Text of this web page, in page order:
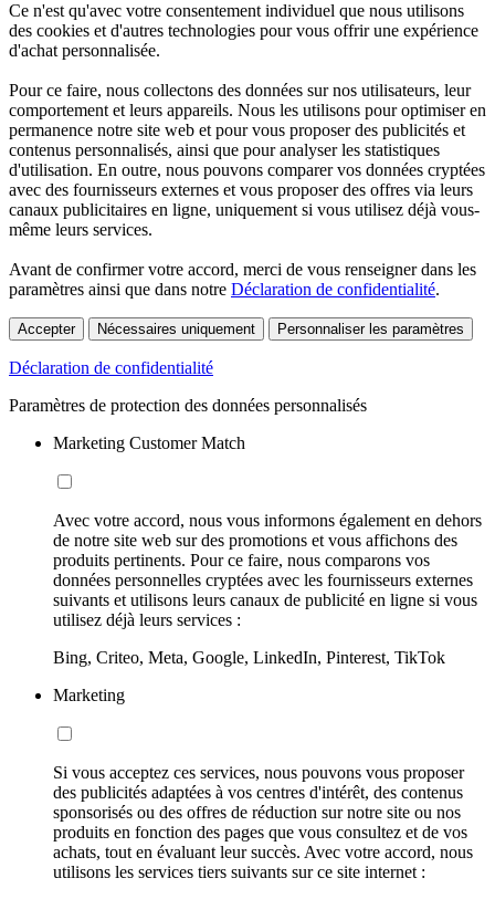
Ce n'est qu'avec votre consentement individuel que nous utilisons
des cookies et d'autres technologies pour vous offrir une expérience
d'achat personnalisée.
Pour ce faire, nous collectons des données sur nos utilisateurs, leur
comportement et leurs appareils. Nous les utilisons pour optimiser en
permanence notre site web et pour vous proposer des publicités et
contenus personnalisés, ainsi que pour analyser les statistiques
d'utilisation. En outre, nous pouvons comparer vos données cryptées
avec des fournisseurs externes et vous proposer des offres via leurs
canaux publicitaires en ligne, uniquement si vous utilisez déjà vous-
même leurs services.
Avant de confirmer votre accord, merci de vous renseigner dans les
paramètres ainsi que dans notre Déclaration de confidentialité.
Accepter Nécessaires uniquement Personnaliser les paramètres
Déclaration de confidentialité
Paramètres de protection des données personnalisés
Marketing Customer Match
Avec votre accord, nous vous informons également en dehors
de notre site web sur des promotions et vous affichons des
produits pertinents. Pour ce faire, nous comparons vos
données personnelles cryptées avec les fournisseurs externes
suivants et utilisons leurs canaux de publicité en ligne si vous
utilisez déjà leurs services :
Bing, Criteo, Meta, Google, LinkedIn, Pinterest, TikTok
Marketing
Si vous acceptez ces services, nous pouvons vous proposer
des publicités adaptées à vos centres d'intérêt, des contenus
sponsorisés ou des offres de réduction sur notre site ou nos
produits en fonction des pages que vous consultez et de vos
achats, tout en évaluant leur succès. Avec votre accord, nous
utilisons les services tiers suivants sur ce site internet :